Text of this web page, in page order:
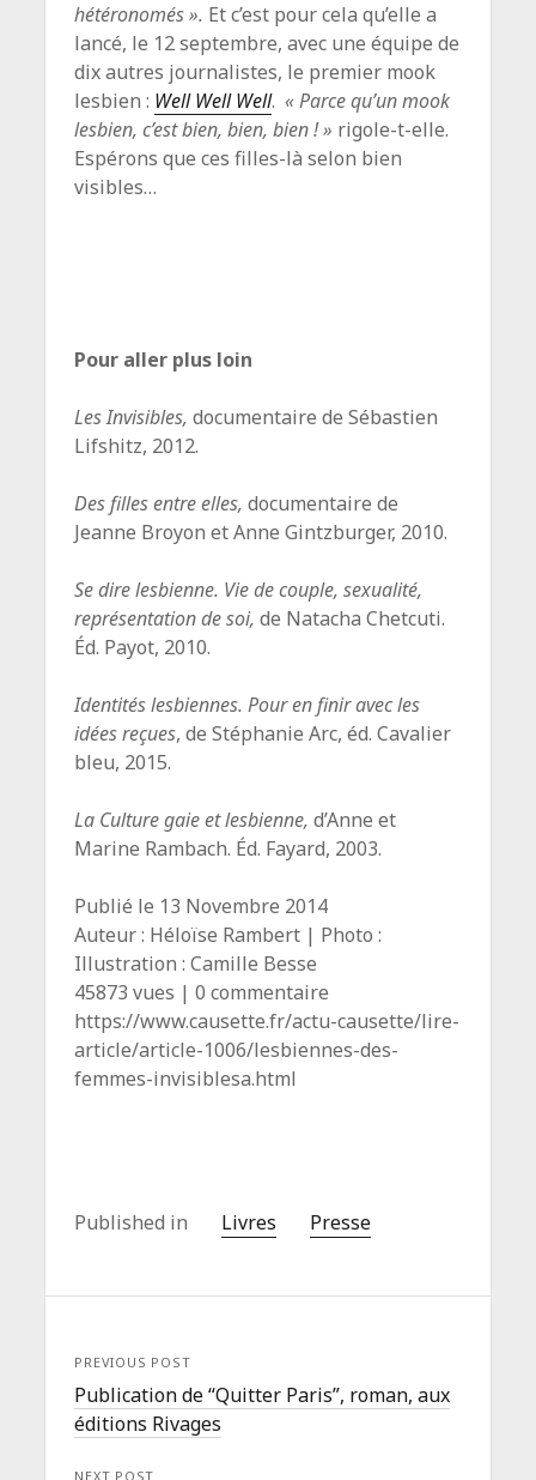
hétéronomés ». Et c’est pour cela qu’elle a
lancé, le 12 septembre, avec une équipe de
dix autres journalistes, le premier mook
lesbien : Well Well Well.« Parce qu’un mook
lesbien, c’est bien, bien, bien ! » rigole-t-elle.
Espérons que ces filles-là selon bien
visibles…
Pour aller plus loin
Les Invisibles, documentaire de Sébastien
Lifshitz, 2012.
Des filles entre elles, documentaire de
Jeanne Broyon et Anne Gintzburger, 2010.
Se dire lesbienne. Vie de couple, sexualité,
représentation de soi, de Natacha Chetcuti.
Éd. Payot, 2010.
Identités lesbiennes. Pour en finir avec les
idées reçues, de Stéphanie Arc, éd. Cavalier
bleu, 2015.
La Culture gaie et lesbienne, d’Anne et
Marine Rambach. Éd. Fayard, 2003.
Publié le 13 Novembre 2014
Auteur : Héloïse Rambert | Photo :
Illustration : Camille Besse
45873 vues |0 commentaire
https://www.causette.fr/actu-causette/lire-
article/article-1006/lesbiennes-des-
femmes-invisiblesa.html
Published in Livres Presse
PREVIOUS POST
Publication de “Quitter Paris”, roman, aux
éditions Rivages
NEXT POST